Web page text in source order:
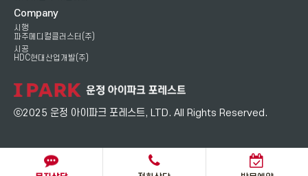
운정 아이파크 포레스트의 개인정보취급방침은 다음과 같은
내용을 담고 있습니다.
나. 개인정보의 수집목적 및 이용목적
다. 운정 아이파크 포레스트가 수집하는 개인정보의 보유 및
라. 운정 아이파크 포레스트가 수집한 개인정보의 공유 및 제
Company
시행
파주메디컬클러스터(주)
시공
HDC현대산업개발(주)
ⓒ2025 운정 아이파크 포레스트, LTD. All Rights Reserved.